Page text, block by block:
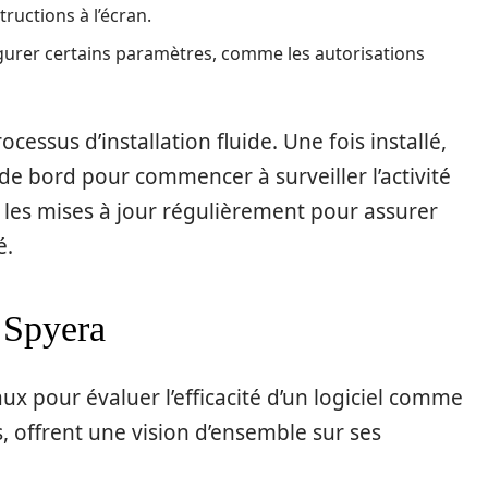
à l’écran.
certains paramètres, comme les autorisations
d’installation fluide. Une fois installé,
bord pour commencer à surveiller l’activité
mises à jour régulièrement pour assurer
pour évaluer l’efficacité d’un logiciel comme
une vision d’ensemble sur ses